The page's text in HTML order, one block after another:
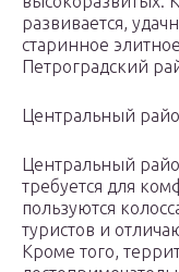
развивается,
старинное
Петроградский
Центральный
Центральный
требуется для
пользуются
туристов и
Кроме того,